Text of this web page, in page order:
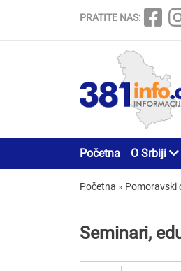
PRATITE NAS:
Početna O Srbiji
Početna » Pomoravski
Seminari,